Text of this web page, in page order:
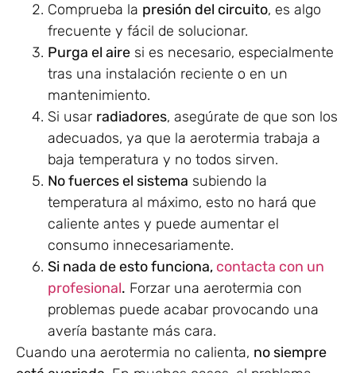
Comprueba la presión del circuito, es algo
frecuente y fácil de solucionar.
Purga el aire si es necesario, especialmente
tras una instalación reciente o en un
mantenimiento.
Si usar radiadores, asegúrate de que son los
adecuados, ya que la aerotermia trabaja a
baja temperatura y no todos sirven.
No fuerces el sistema subiendo la
temperatura al máximo, esto no hará que
caliente antes y puede aumentar el
consumo innecesariamente.
Si nada de esto funciona, contacta con un
profesional. Forzar una aerotermia con
problemas puede acabar provocando una
avería bastante más cara.
Cuando una aerotermia no calienta, no siempre